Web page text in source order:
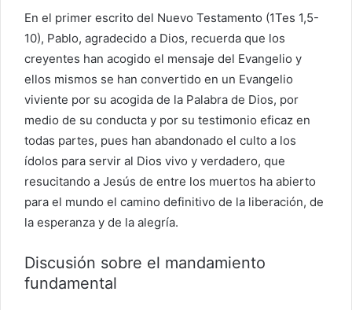
En el primer escrito del Nuevo Testamento (1Tes 1,5-
10), Pablo, agradecido a Dios, recuerda que los
creyentes han acogido el mensaje del Evangelio y
ellos mismos se han convertido en un Evangelio
viviente por su acogida de la Palabra de Dios, por
medio de su conducta y por su testimonio eficaz en
todas partes, pues han abandonado el culto a los
ídolos para servir al Dios vivo y verdadero, que
resucitando a Jesús de entre los muertos ha abierto
para el mundo el camino definitivo de la liberación, de
la esperanza y de la alegría.
Discusión sobre el mandamiento
fundamental